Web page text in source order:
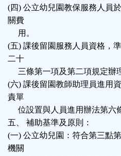
(四) 公立幼兒園教保服務人員
關費
用。
(五) 課後留園服務人員資格，
二十
三條第一項及第二項規定辦
(六) 課後留園教師助理員進用
責單
位設置與人員進用辦法第六
五、 補助基準及原則：
(一) 公立幼兒園：符合第三點
機關